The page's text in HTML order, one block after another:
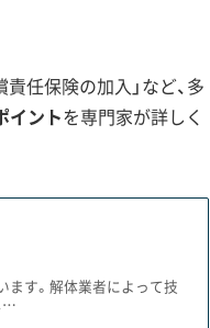
土壌汚染といった重大な
といった危険な事態を引
業へ埋設管の有無を照会
任保険の加入」など、多
イントを専門家が詳しく
ます。解体業者によって技
…